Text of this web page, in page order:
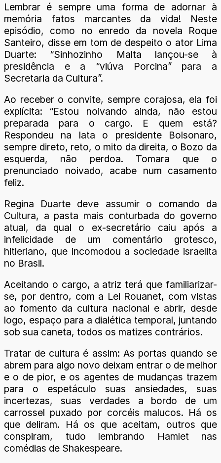
Lembrar é sempre uma forma de adornar à
memória fatos marcantes da vida! Neste
episódio, como no enredo da novela Roque
Santeiro, disse em tom de despeito o ator Lima
Duarte: “Sinhozinho Malta lançou-se à
presidência e a “viúva Porcina” para a
Secretaria da Cultura”.
Ao receber o convite, sempre corajosa, ela foi
explícita: “Estou noivando ainda, não estou
preparada para o cargo. E quem está?
Respondeu na lata o presidente Bolsonaro,
sempre direto, reto, o mito da direita, o Bozo da
esquerda, não perdoa. Tomara que o
prenunciado noivado, acabe num casamento
feliz.
Regina Duarte deve assumir o comando da
Cultura, a pasta mais conturbada do governo
atual, da qual o ex-secretário caiu após a
infelicidade de um comentário grotesco,
hitleriano, que incomodou a sociedade israelita
no Brasil.
Aceitando o cargo, a atriz terá que familiarizar-
se, por dentro, com a Lei Rouanet, com vistas
ao fomento da cultura nacional e abrir, desde
logo, espaço para a dialética temporal, juntando
sob sua caneta, todos os matizes contrários.
Tratar de cultura é assim: As portas quando se
abrem para algo novo deixam entrar o de melhor
e o de pior, e os agentes de mudanças trazem
para o espetáculo suas ansiedades, suas
incertezas, suas verdades a bordo de um
carrossel puxado por corcéis malucos. Há os
que deliram. Há os que aceitam, outros que
conspiram, tudo lembrando Hamlet nas
comédias de Shakespeare.